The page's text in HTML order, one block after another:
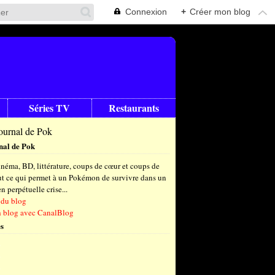
Connexion + Créer mon blog
Séries TV Restaurants
de Pok
BD, littérature, coups de cœur et coups de
ce qui permet à un Pokémon de survivre dans un
perpétuelle crise...
blog
blog avec CanalBlog